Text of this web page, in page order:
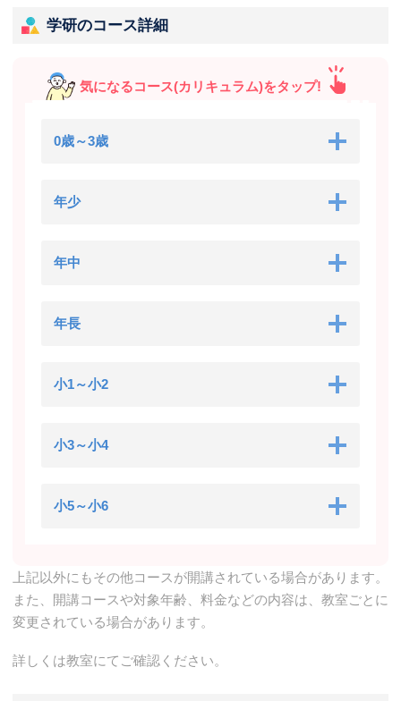
学研のコース詳細
気になるコース(カリキュラム)をタップ!
0歳～3歳
年少
年中
年長
小1～小2
小3～小4
小5～小6
上記以外にもその他コースが開講されている場合があります。
また、開講コースや対象年齢、料金などの内容は、教室ごとに
変更されている場合があります。
詳しくは教室にてご確認ください。